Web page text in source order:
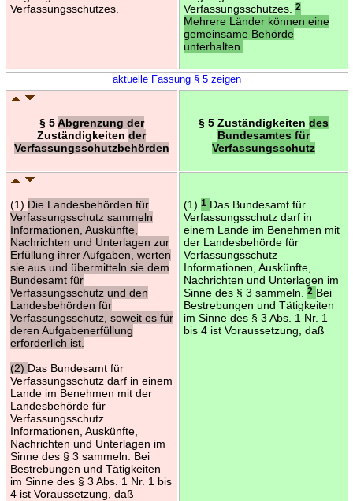
Verfassungsschutzes.
Verfassungsschutzes.
2
Mehrere Länder können eine
gemeinsame Behörde
unterhalten.
aktuelle Fassung § 5 zeigen
§ 5Abgrenzung der
Zuständigkeiten der
Verfassungsschutzbehörden
§ 5 Zuständigkeiten des
Bundesamtes für
Verfassungsschutz
(1) Die Landesbehörden für
Verfassungsschutz sammeln
Informationen, Auskünfte,
Nachrichten und Unterlagen zur
Erfüllung ihrer Aufgaben, werten
sie aus und übermitteln sie dem
Bundesamt für
Verfassungsschutz und den
Landesbehörden für
Verfassungsschutz, soweit es für
deren Aufgabenerfüllung
erforderlich ist.
(2) Das Bundesamt für
Verfassungsschutz darf in einem
Lande im Benehmen mit der
Landesbehörde für
Verfassungsschutz
Informationen, Auskünfte,
Nachrichten und Unterlagen im
Sinne des § 3 sammeln. Bei
Bestrebungen und Tätigkeiten
im Sinne des § 3 Abs. 1 Nr. 1 bis
4 ist Voraussetzung, daß
(1) 1 Das Bundesamt für
Verfassungsschutz darf in
einem Lande im Benehmen mit
der Landesbehörde für
Verfassungsschutz
Informationen, Auskünfte,
Nachrichten und Unterlagen im
Sinne des § 3 sammeln.
2 Bei
Bestrebungen und Tätigkeiten
im Sinne des § 3 Abs. 1 Nr. 1
bis 4 ist Voraussetzung, daß